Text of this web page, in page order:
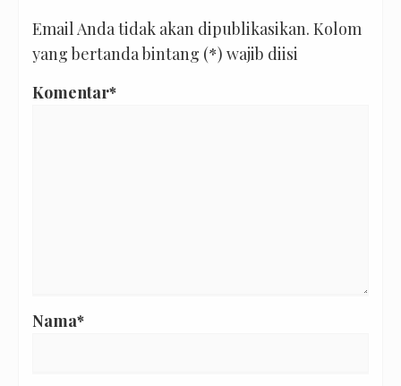
Email Anda tidak akan dipublikasikan. Kolom
yang bertanda bintang (*) wajib diisi
Komentar*
Nama*